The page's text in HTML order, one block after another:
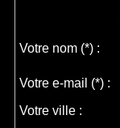
Votre nom (*):
Votre e-mail (*):
Votre ville :